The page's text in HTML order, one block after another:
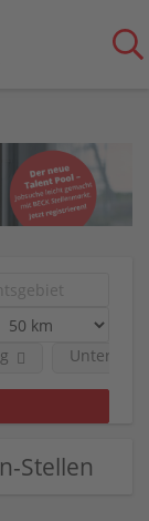
Stellen